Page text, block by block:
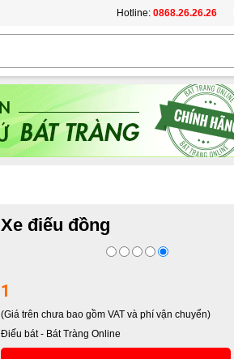
Hotline: 0868.26.26.26
Xe điếu đồng
1
(Giá trên chưa bao gồm VAT và phí vận chuyển)
Điếu bát- Bát Tràng Online